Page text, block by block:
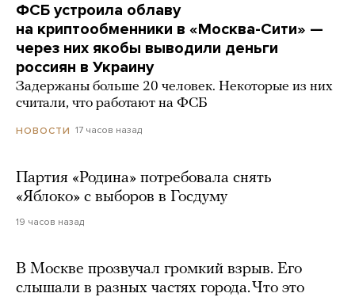
ФСБ устроила облаву
на криптообменники в «Москва-Сити» —
через них якобы выводили деньги
россиян в Украину
Задержаны больше 20 человек. Некоторые из них
считали, что работают на ФСБ
НОВОСТИ 17 часов назад
Партия «Родина» потребовала снять
«Яблоко» с выборов в Госдуму
19 часов назад
В Москве прозвучал громкий взрыв. Его
слышали в разных частях города. Что это